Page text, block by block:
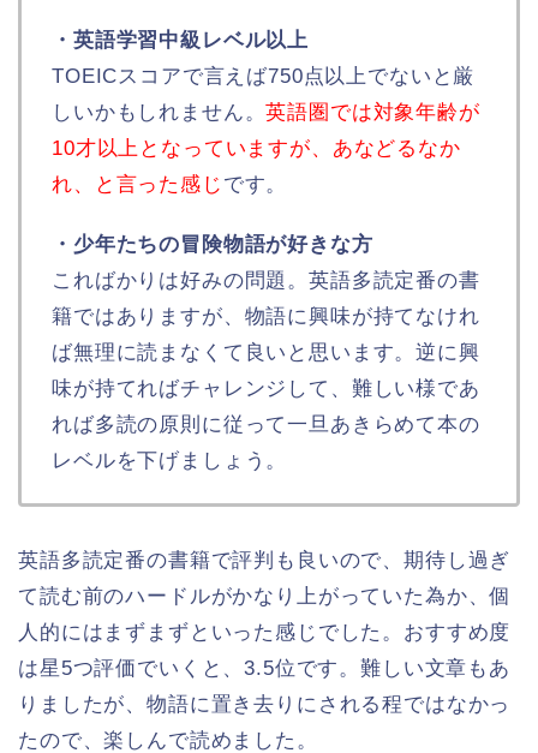
・英語学習中級レベル以上
TOEICスコアで言えば750点以上でないと厳
しいかもしれません。英語圏では対象年齢が
10才以上となっていますが、あなどるなか
れ、と言った感じ です。
・少年たちの冒険物語が好きな方
こればかりは好みの問題。英語多読定番の書
籍ではありますが、物語に興味が持てなけれ
ば無理に読まなくて良いと思います。逆に興
味が持てればチャレンジして、難しい様であ
れば多読の原則に従って一旦あきらめて本の
レベルを下げましょう。
英語多読定番の書籍で評判も良いので、期待し過ぎ
て読む前のハードルがかなり上がっていた為か、個
人的にはまずまずといった感じでした。おすすめ度
は星5つ評価でいくと、3.5位です。難しい文章もあ
りましたが、物語に置き去りにされる程ではなかっ
たので、楽しんで読めました。